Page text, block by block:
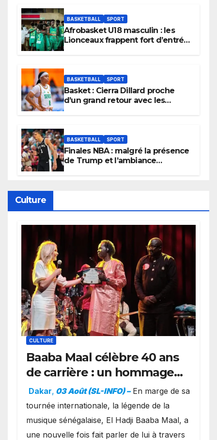
BASKETBALL SPORT
Afrobasket U18 masculin : les
Lionceaux frappent fort d’entrée
BASKETBALL SPORT
Basket : Cierra Dillard proche
d’un grand retour avec les
BASKETBALL SPORT
Finales NBA : malgré la présence
de Trump et l’ambiance
Culture
CULTURE
Baaba Maal célèbre 40 ans
de carrière : un hommage
exceptionnel à Oslo en
présence de la famille
royale.
Dakar, 03 Août (SL-INFO) – ​En marge de sa
tournée internationale, la légende de la
musique sénégalaise, El Hadji Baaba Maal, a
une nouvelle fois fait parler de lui à travers